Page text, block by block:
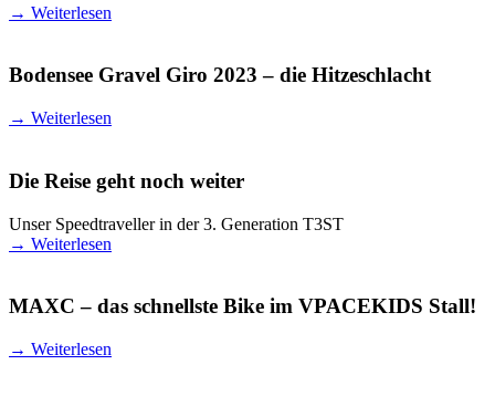
→ Weiterlesen
Bodensee Gravel Giro 2023 – die Hitzeschlacht
→ Weiterlesen
Die Reise geht noch weiter
Unser Speedtraveller in der 3. Generation T3ST
→ Weiterlesen
MAXC – das schnellste Bike im VPACEKIDS Stall!
→ Weiterlesen